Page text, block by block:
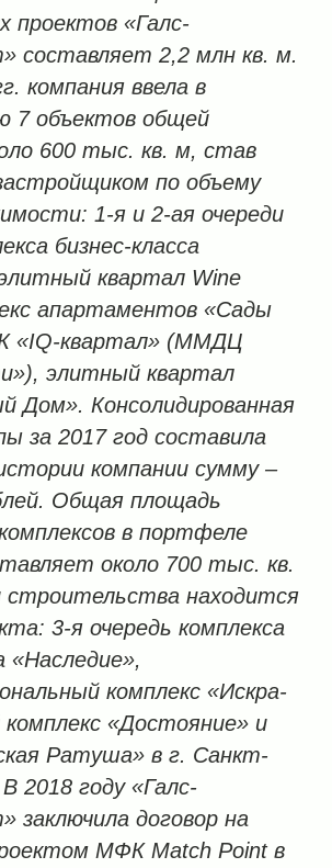
проектов «Галс-
составляет 2,2 млн кв. м.
компания ввела в
7 объектов общей
600 тыс. кв. м, став
по объему
1-я и 2-ая очереди
бизнес-класса
квартал Wine
апартаментов «Сады
«IQ-квартал» (ММДЦ
элитный квартал
Дом». Консолидированная
за 2017 год составила
компании сумму –
Общая площадь
в портфеле
около 700 тыс. кв.
находится
3-я очередь комплекса
«Наследие»,
комплекс «Искра-
«Достояние» и
Ратуша» в г. Санкт-
2018 году «Галс-
заключила договор на
МФК Match Point в